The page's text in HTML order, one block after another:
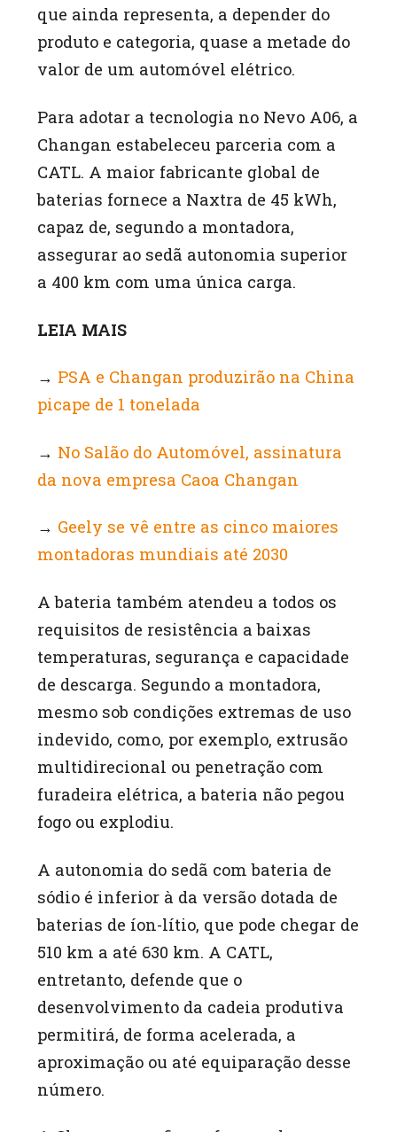
que ainda representa, a depender do
produto e categoria, quase a metade do
valor de um automóvel elétrico.
Para adotar a tecnologia no Nevo A06, a
Changan estabeleceu parceria com a
CATL. A maior fabricante global de
baterias fornece a Naxtra de 45 kWh,
capaz de, segundo a montadora,
assegurar ao sedã autonomia superior
a 400 km com uma única carga.
LEIA MAIS
→ PSA e Changan produzirão na China
picape de 1 tonelada
→ No Salão do Automóvel, assinatura
da nova empresa Caoa Changan
→ Geely se vê entre as cinco maiores
montadoras mundiais até 2030
A bateria também atendeu a todos os
requisitos de resistência a baixas
temperaturas, segurança e capacidade
de descarga. Segundo a montadora,
mesmo sob condições extremas de uso
indevido, como, por exemplo, extrusão
multidirecional ou penetração com
furadeira elétrica, a bateria não pegou
fogo ou explodiu.
A autonomia do sedã com bateria de
sódio é inferior à da versão dotada de
baterias de íon-lítio, que pode chegar de
510 km a até 630 km. A CATL,
entretanto, defende que o
desenvolvimento da cadeia produtiva
permitirá, de forma acelerada, a
aproximação ou até equiparação desse
número.